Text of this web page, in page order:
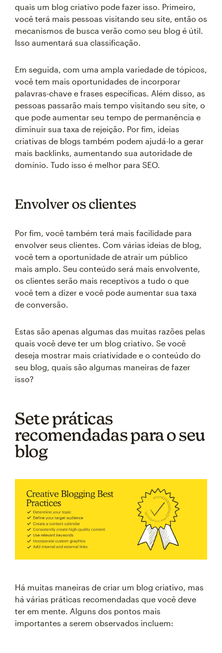
quais um blog criativo pode fazer isso. Primeiro,
você terá mais pessoas visitando seu site, então os
mecanismos de busca verão como seu blog é útil.
Isso aumentará sua classificação.
Em seguida, com uma ampla variedade de tópicos,
você tem mais oportunidades de incorporar
palavras-chave e frases específicas. Além disso, as
pessoas passarão mais tempo visitando seu site, o
que pode aumentar seu tempo de permanência e
diminuir sua taxa de rejeição. Por fim, ideias
criativas de blogs também podem ajudá-lo a gerar
mais backlinks, aumentando sua autoridade de
domínio. Tudo isso é melhor para SEO.
Envolver os clientes
Por fim, você também terá mais facilidade para
envolver seus clientes. Com várias ideias de blog,
você tem a oportunidade de atrair um público
mais amplo. Seu conteúdo será mais envolvente,
os clientes serão mais receptivos a tudo o que
você tem a dizer e você pode aumentar sua taxa
de conversão.
Estas são apenas algumas das muitas razões pelas
quais você deve ter um blog criativo. Se você
deseja mostrar mais criatividade e o conteúdo do
seu blog, quais são algumas maneiras de fazer
isso?
Sete práticas
recomendadas para o seu
blog
Há muitas maneiras de criar um blog criativo, mas
há várias práticas recomendadas que você deve
ter em mente. Alguns dos pontos mais
importantes a serem observados incluem: